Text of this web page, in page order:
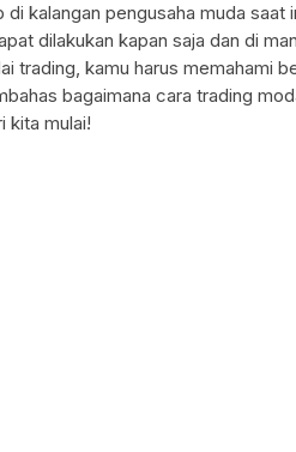
kalangan pengusaha muda saat
dilakukan kapan saja dan di
trading, kamu harus memahami
bagaimana cara trading
kita mulai!